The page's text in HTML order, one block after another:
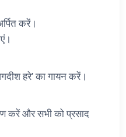
करें।
हरे’ का गायन करें।
करें और सभी को प्रसाद